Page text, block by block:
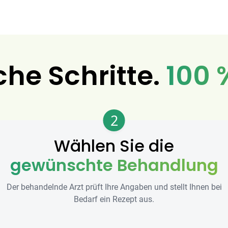
Schritte. 100
2
Wählen Sie die
gewünschte Behandlung
Der behandelnde Arzt prüft Ihre Angaben und stellt Ihnen bei
Bedarf ein Rezept aus.